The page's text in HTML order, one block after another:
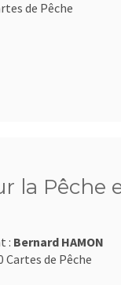
de Pêche
la Pêche
: Bernard HAMON
Cartes de Pêche